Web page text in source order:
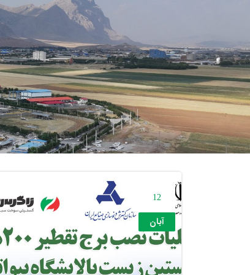
12
آبان